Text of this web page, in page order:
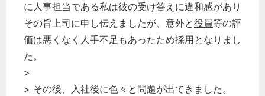
に人事担当である私は彼の受け答えに違和感があり
その旨上司に申し伝えましたが、意外と役員等の評
価は悪くなく人手不足もあったため採用となりまし
た。
>
> その後、入社後に色々と問題が出てきました。